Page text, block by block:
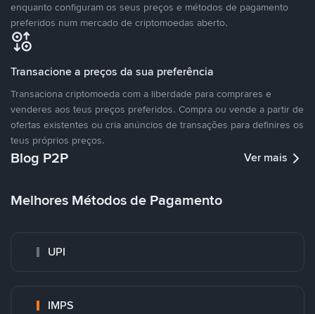
enquanto configuram os seus preços e métodos de pagamento
preferidos num mercado de criptomoedas aberto.
Transacione a preços da sua preferência
Transaciona criptomoeda com a liberdade para comprares e
venderes aos teus preços preferidos. Compra ou vende a partir de
ofertas existentes ou cria anúncios de transações para definires os
teus próprios preços.
Blog P2P Ver mais
Melhores Métodos de Pagamento
UPI
IMPS